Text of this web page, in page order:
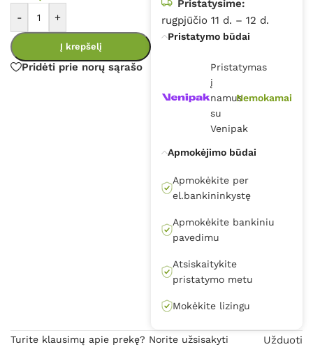
- +
Į krepšelį
Pridėti prie norų sąrašo
Pristatysime:
rugpjūčio 11 d. – 12 d.
Pristatymo būdai
Pristatymas
į
namus
su
Venipak
Nemokamai
Apmokėjimo būdai
Apmokėkite per
el.bankininkystę
Apmokėkite bankiniu
pavedimu
Atsiskaitykite
pristatymo metu
Mokėkite lizingu
Turite klausimų apie prekę? Norite užsisakyti
Užduoti